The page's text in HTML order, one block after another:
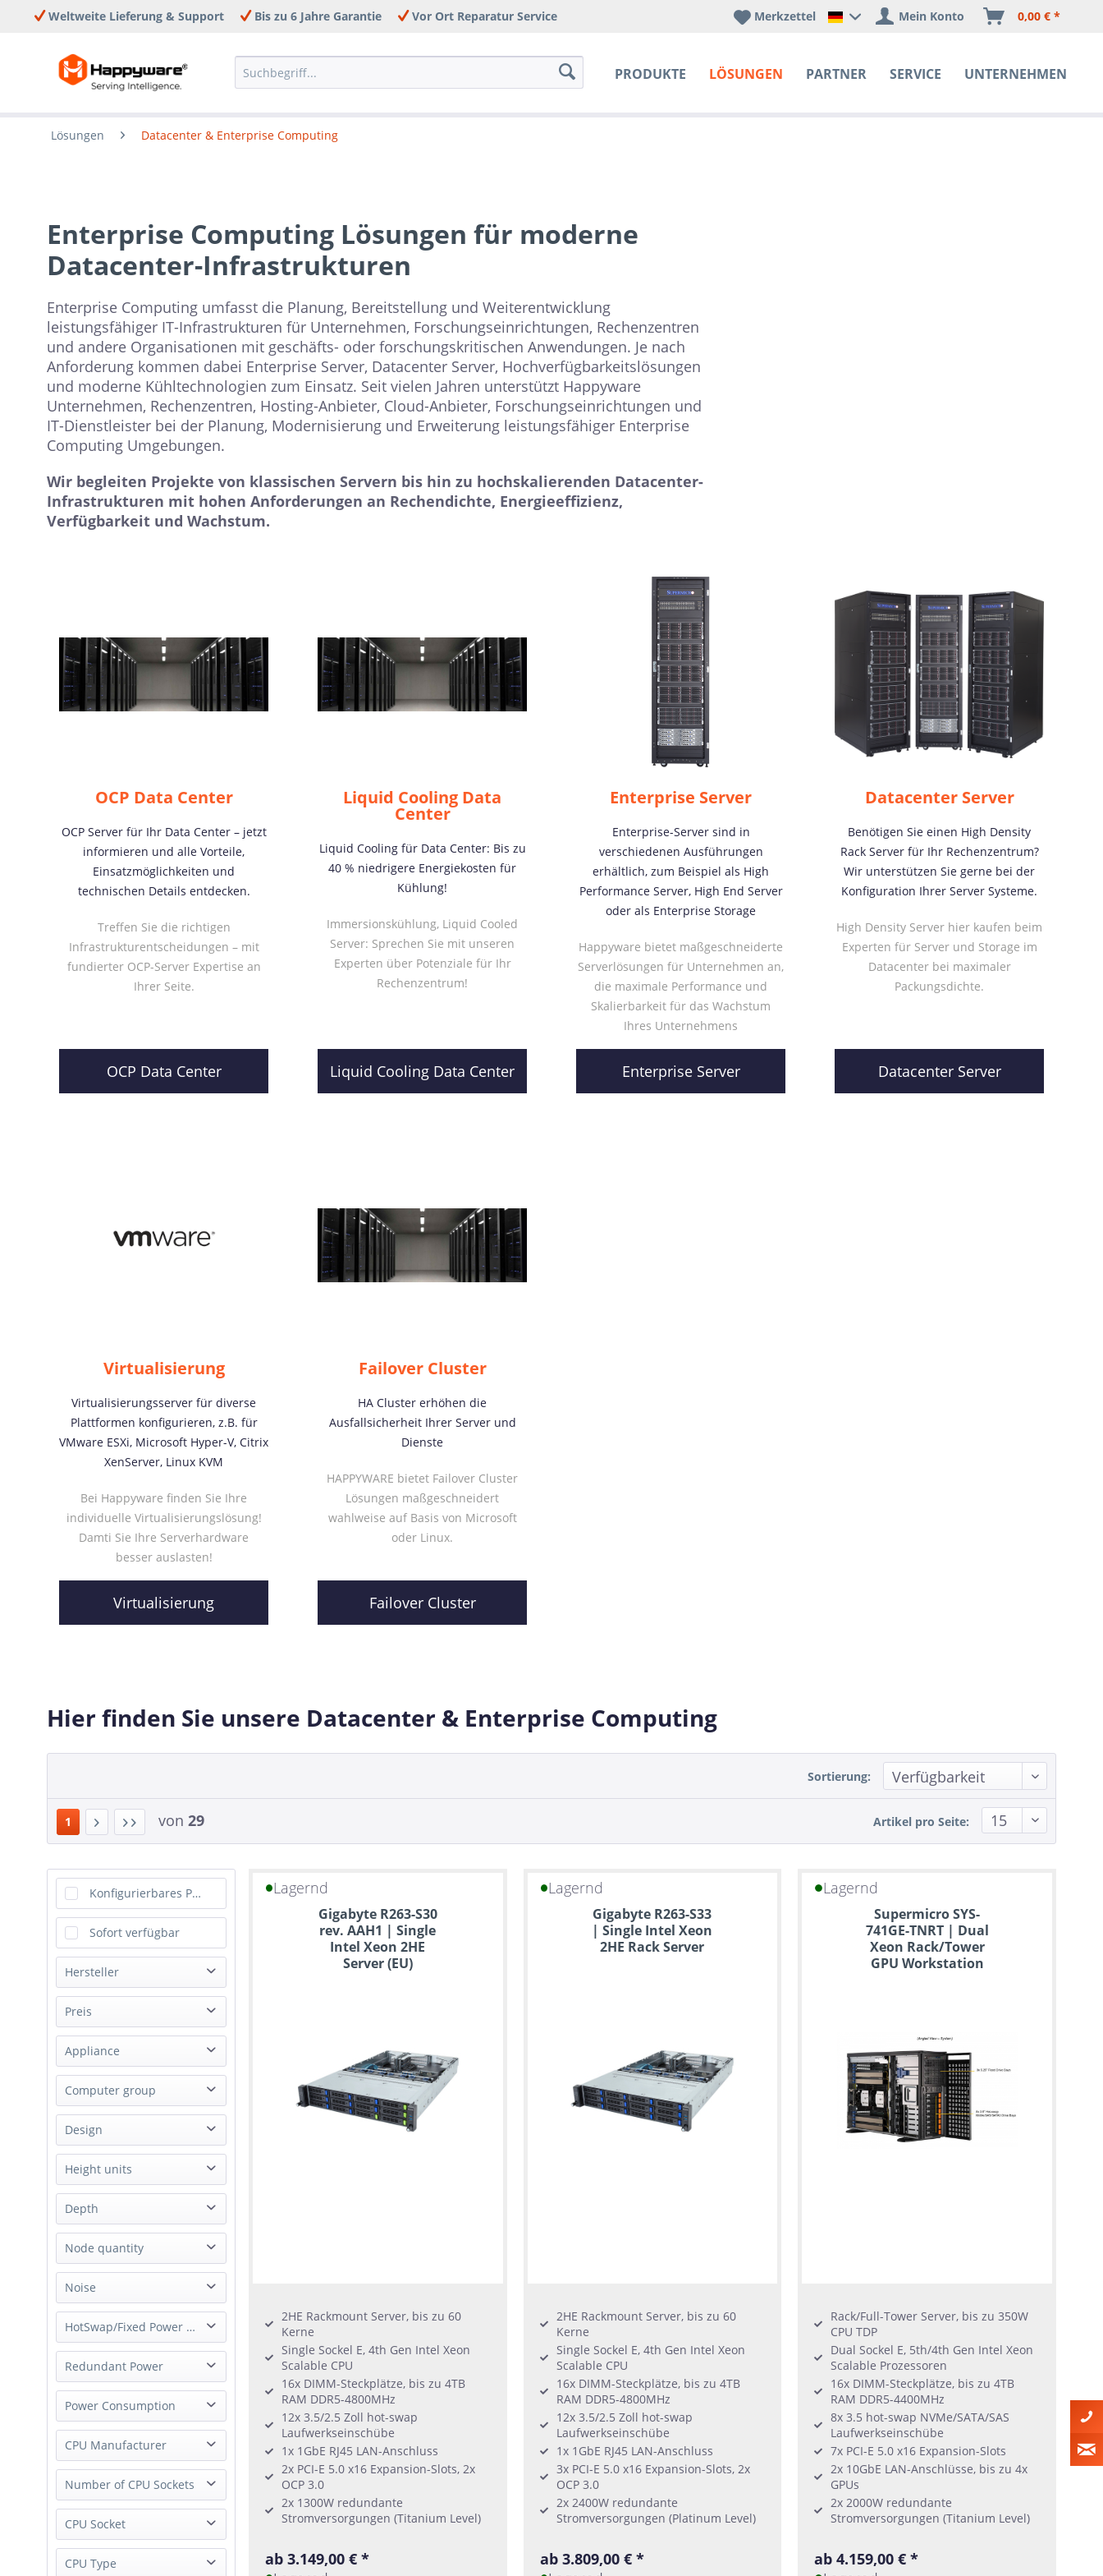
Weltweite Lieferung & Support Bis zu 6 Jahre Garantie Vor Ort Reparatur Service
PRODUKTE LÖSUNGEN PARTNER SERVICE UNTERNEHMEN
Happyware Deutschland
Merkzettel Mein Konto 0,00 € *
Lösungen Datacenter & Enterprise Computing
Enterprise Computing Lösungen für moderne
Datacenter-Infrastrukturen
Enterprise Computing umfasst die Planung, Bereitstellung und Weiterentwicklung
leistungsfähiger IT-Infrastrukturen für Unternehmen, Forschungseinrichtungen, Rechenzentren
und andere Organisationen mit geschäfts- oder forschungskritischen Anwendungen. Je nach
Anforderung kommen dabei Enterprise Server, Datacenter Server, Hochverfügbarkeitslösungen
und moderne Kühltechnologien zum Einsatz. Seit vielen Jahren unterstützt Happyware
Unternehmen, Rechenzentren, Hosting-Anbieter, Cloud-Anbieter, Forschungseinrichtungen und
IT-Dienstleister bei der Planung, Modernisierung und Erweiterung leistungsfähiger Enterprise
Computing Umgebungen.
Wir begleiten Projekte von klassischen Servern bis hin zu hochskalierenden Datacenter-
Infrastrukturen mit hohen Anforderungen an Rechendichte, Energieeffizienz,
Verfügbarkeit und Wachstum.
OCP Data Center
OCP Server für Ihr Data Center – jetzt
informieren und alle Vorteile,
Einsatzmöglichkeiten und
technischen Details entdecken.
Treffen Sie die richtigen
Infrastrukturentscheidungen – mit
fundierter OCP-Server Expertise an
Ihrer Seite.
OCP Data Center
Liquid Cooling Data
Center
Liquid Cooling für Data Center: Bis zu
40 % niedrigere Energiekosten für
Kühlung!
Immersionskühlung, Liquid Cooled
Server: Sprechen Sie mit unseren
Experten über Potenziale für Ihr
Rechenzentrum!
Liquid Cooling Data Center
Enterprise Server
Enterprise-Server sind in
verschiedenen Ausführungen
erhältlich, zum Beispiel als High
Performance Server, High End Server
oder als Enterprise Storage
Happyware bietet maßgeschneiderte
Serverlösungen für Unternehmen an,
die maximale Performance und
Skalierbarkeit für das Wachstum
Ihres Unternehmens
Enterprise Server
Datacenter Server
Benötigen Sie einen High Density
Rack Server für Ihr Rechenzentrum?
Wir unterstützen Sie gerne bei der
Konfiguration Ihrer Server Systeme.
High Density Server hier kaufen beim
Experten für Server und Storage im
Datacenter bei maximaler
Packungsdichte.
Datacenter Server
Virtualisierung
Virtualisierungsserver für diverse
Plattformen konfigurieren, z.B. für
VMware ESXi, Microsoft Hyper-V, Citrix
XenServer, Linux KVM
Bei Happyware finden Sie Ihre
individuelle Virtualisierungslösung!
Damti Sie Ihre Serverhardware
besser auslasten!
Virtualisierung
Failover Cluster
HA Cluster erhöhen die
Ausfallsicherheit Ihrer Server und
Dienste
HAPPYWARE bietet Failover Cluster
Lösungen maßgeschneidert
wahlweise auf Basis von Microsoft
oder Linux.
Failover Cluster
Hier finden Sie unsere Datacenter & Enterprise Computing
Sortierung:
1 von 29 Artikel pro Seite:
Konfigurierbares Produkt
Sofort verfügbar
Hersteller
AIC
Asus
Dell
Gigabyte
Happyware
QNAP
Supermicro
Synology
Preis
von759,00 €bis
100408,00 €
Appliance
Storage Appliance
Networking Appliance
Computer group
Workstation
Server
NAS
IoT Gateway
Blade-Module
Design
Rack
Mid Tower
Tower
Box PC
Blade
Height units
1U
1.5U
2U
3U
4U
5U
6U
7U
not applicable
Depth
Short
Node quantity
1 Node
2 Node
3 Node
4 Node
5 Node
8 Node
10 Node
12 Node
20 Node
28 Node
Noise
whisper quiet HotSwap/Fixed Power Supply
Hot-Swap Power Supply
External Power Supply
Fixed Power Supply
Redundant Power
Redundant Power
Single Power
Power Consumption
Low-Power
CPU Manufacturer
AMD
ARM
Intel
not applicable
Number of CPU Sockets
0 Socket (JBOD/JBOF)
1 Socket
2 Socket
CPU Socket
Socket FCBGA2106
CPU Type
Lagernd
Gigabyte R263-S30
rev. AAH1 | Single
Intel Xeon 2HE
Server (EU)
2HE Rackmount Server, bis zu 60
Kerne
Single Sockel E, 4th Gen Intel Xeon
Scalable CPU
16x DIMM-Steckplätze, bis zu 4TB
RAM DDR5-4800MHz
12x 3.5/2.5 Zoll hot-swap
Laufwerkseinschübe
1x 1GbE RJ45 LAN-Anschluss
2x PCI-E 5.0 x16 Expansion-Slots, 2x
OCP 3.0
2x 1300W redundante
Stromversorgungen (Titanium Level)
ab 3.149,00 € *
Lagernd
Gigabyte R263-S33
| Single Intel Xeon
2HE Rack Server
2HE Rackmount Server, bis zu 60
Kerne
Single Sockel E, 4th Gen Intel Xeon
Scalable CPU
16x DIMM-Steckplätze, bis zu 4TB
RAM DDR5-4800MHz
12x 3.5/2.5 Zoll hot-swap
Laufwerkseinschübe
1x 1GbE RJ45 LAN-Anschluss
3x PCI-E 5.0 x16 Expansion-Slots, 2x
OCP 3.0
2x 2400W redundante
Stromversorgungen (Platinum Level)
ab 3.809,00 € *
Lagernd
Supermicro SYS-
741GE-TNRT | Dual
Xeon Rack/Tower
GPU Workstation
Rack/Full-Tower Server, bis zu 350W
CPU TDP
Dual Sockel E, 5th/4th Gen Intel Xeon
Scalable Prozessoren
16x DIMM-Steckplätze, bis zu 4TB
RAM DDR5-4400MHz
8x 3.5 hot-swap NVMe/SATA/SAS
Laufwerkseinschübe
7x PCI-E 5.0 x16 Expansion-Slots
2x 10GbE LAN-Anschlüsse, bis zu 4x
GPUs
2x 2000W redundante
Stromversorgungen (Titanium Level)
ab 4.159,00 € *